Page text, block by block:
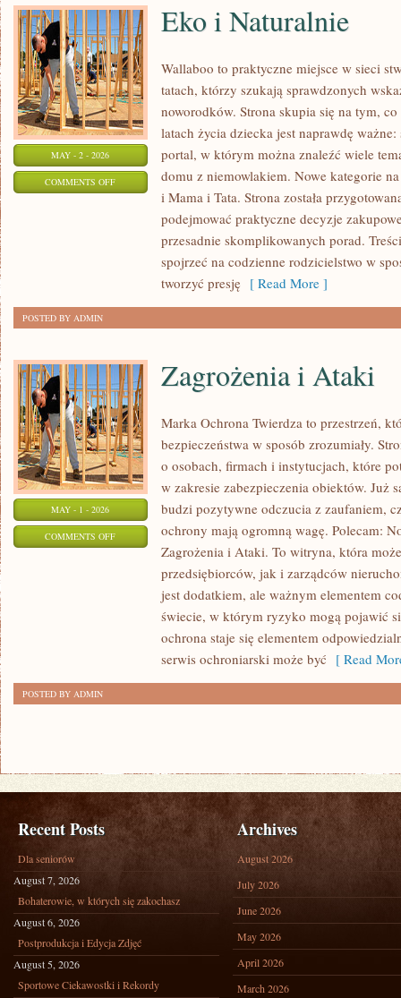
MAY - 2 - 2026
COMMENTS OFFON
NATURALNIE
Eko i Naturalnie
Wallaboo to praktyczne miejsce w sieci
tatach, którzy szukają sprawdzonych
noworodków. Strona skupia się na tym,
latach życia dziecka jest naprawdę
portal, w którym można znaleźć wiele
domu z niemowlakiem. Nowe kategorie
i Mama i Tata. Strona została
podejmować praktyczne decyzje
przesadnie skomplikowanych porad.
spojrzeć na codzienne rodzicielstwo w
tworzyć presję [ Read More ]
POSTED BY ADMIN
MAY - 1 - 2026
COMMENTS OFFON
ZAGROŻENIA
Zagrożenia i Ataki
Marka Ochrona Twierdza to przestrzeń,
bezpieczeństwa w sposób zrozumiały.
o osobach, firmach i instytucjach, które
w zakresie zabezpieczenia obiektów. Już
budzi pozytywne odczucia z zaufaniem,
ochrony mają ogromną wagę. Polecam:
Zagrożenia i Ataki. To witryna, która
przedsiębiorców, jak i zarządców
jest dodatkiem, ale ważnym elementem
świecie, w którym ryzyko mogą pojawić
ochrona staje się elementem
serwis ochroniarski może być [ Read
POSTED BY ADMIN
Recent Posts
Dla seniorów
August 7, 2026
Bohaterowie, w których się zakochasz
August 6, 2026
Postprodukcja i Edycja Zdjęć
August 5, 2026
Sportowe Ciekawostki i Rekordy
Archives
August 2026
July 2026
June 2026
May 2026
April 2026
March 2026